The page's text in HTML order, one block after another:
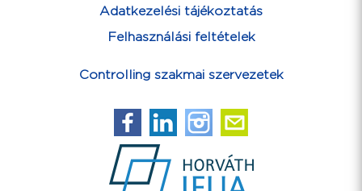
Adatkezelési tájékoztatás
Felhasználási feltételek
Controlling szakmai szervezetek